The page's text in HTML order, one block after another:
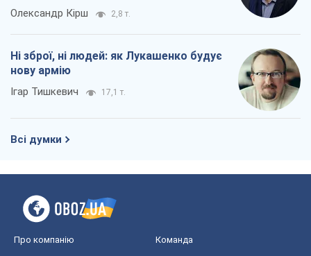
Олександр Кірш 2,8 т.
Ні зброї, ні людей: як Лукашенко будує
нову армію
Ігар Тишкевич 17,1 т.
Всі думки
Про компанію Команда